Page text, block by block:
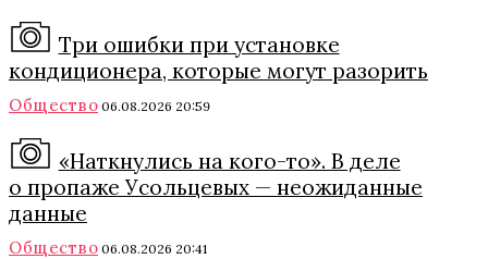
Три ошибки при установке
кондиционера, которые могут разорить
Общество 06.08.2026 20:59
«Наткнулись на кого-то». В деле
о пропаже Усольцевых — неожиданные
данные
Общество 06.08.2026 20:41